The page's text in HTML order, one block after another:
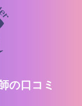
の口コミ